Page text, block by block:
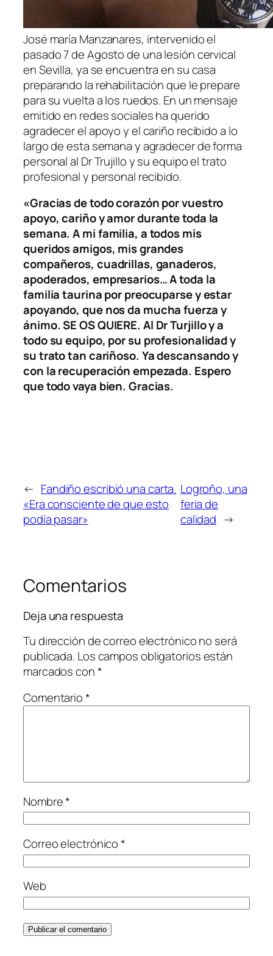
José maría Manzanares, intervenido el
pasado 7 de Agosto de una lesión cervical
en Sevilla, ya se encuentra en su casa
preparando la rehabilitación que le prepare
para su vuelta a los ruedos. En un mensaje
emitido en redes sociales ha querido
agradecer el apoyo y el cariño recibido a lo
largo de esta semana y agradecer de forma
personal al Dr Trujillo y su equipo el trato
profesional y personal recibido.
«Gracias de todo corazón por vuestro
apoyo, cariño y amor durante toda la
semana. A mi familia, a todos mis
queridos amigos, mis grandes
compañeros, cuadrillas, ganaderos,
apoderados, empresarios… A toda la
familia taurina por preocuparse y estar
apoyando, que nos da mucha fuerza y
ánimo. SE OS QUIERE. Al Dr Turjillo y a
todo su equipo, por su profesionalidad y
su trato tan cariñoso. Ya descansando y
con la recuperación empezada. Espero
que todo vaya bien. Gracias.
← Fandiño escribió una carta.
«Era consciente de que esto
podía pasar»
Logroño, una
feria de
calidad →
Comentarios
Deja una respuesta
Tu dirección de correo electrónico no será
publicada. Los campos obligatorios están
marcados con*
Comentario*
Nombre*
Correo electrónico*
Web